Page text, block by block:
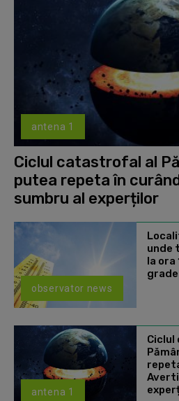
antena 1
Ciclul catastrofal al
putea repeta în
sumbru al experților
observator news
unde
la ora
antena 1